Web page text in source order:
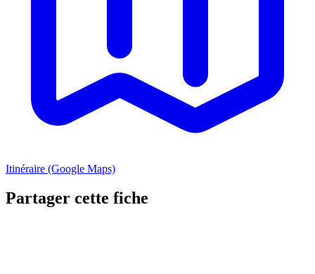
Itinéraire (Google Maps)
Partager cette fiche